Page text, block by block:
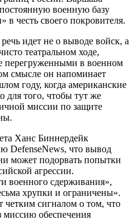
военную базу
честь своего покровителя.
идет не о выводе войск, а
театральном ходе,
перегруженными в военном
смысле он напоминает
году, когда американские
для того, чтобы тут же
миссии по защите
Ханс Биннердейк
DefenseNews, что вывод
может подорвать попытки
агрессии.
военного сдерживания»,
хрупки и ограничены».
четким сигналом о том, что
миссию обеспечения